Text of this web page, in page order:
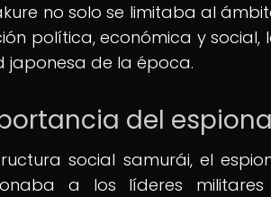
no solo se limitaba al
política, económica y
japonesa de la época.
del
social samurái, el
a los líderes